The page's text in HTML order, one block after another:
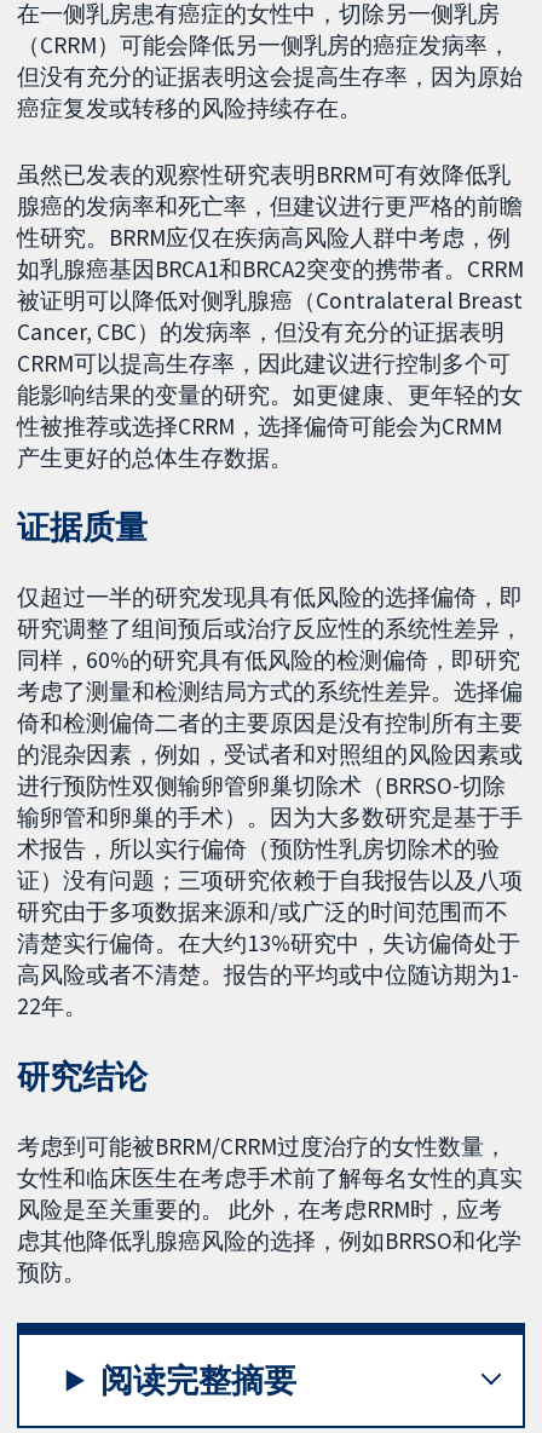
在一侧乳房患有癌症的女性中，切除另一侧乳房
（CRRM）可能会降低另一侧乳房的癌症发病率，
但没有充分的证据表明这会提高生存率，因为原始
癌症复发或转移的风险持续存在。
虽然已发表的观察性研究表明BRRM可有效降低乳
腺癌的发病率和死亡率，但建议进行更严格的前瞻
性研究。BRRM应仅在疾病高风险人群中考虑，例
如乳腺癌基因BRCA1和BRCA2突变的携带者。CRRM
被证明可以降低对侧乳腺癌（Contralateral Breast
Cancer, CBC）的发病率，但没有充分的证据表明
CRRM可以提高生存率，因此建议进行控制多个可
能影响结果的变量的研究。如更健康、更年轻的女
性被推荐或选择CRRM，选择偏倚可能会为CRMM
产生更好的总体生存数据。
证据质量
仅超过一半的研究发现具有低风险的选择偏倚，即
研究调整了组间预后或治疗反应性的系统性差异，
同样，60%的研究具有低风险的检测偏倚，即研究
考虑了测量和检测结局方式的系统性差异。选择偏
倚和检测偏倚二者的主要原因是没有控制所有主要
的混杂因素，例如，受试者和对照组的风险因素或
进行预防性双侧输卵管卵巢切除术（BRRSO-切除
输卵管和卵巢的手术）。因为大多数研究是基于手
术报告，所以实行偏倚（预防性乳房切除术的验
证）没有问题；三项研究依赖于自我报告以及八项
研究由于多项数据来源和/或广泛的时间范围而不
清楚实行偏倚。在大约13%研究中，失访偏倚处于
高风险或者不清楚。报告的平均或中位随访期为1-
22年。
研究结论
考虑到可能被BRRM/CRRM过度治疗的女性数量，
女性和临床医生在考虑手术前了解每名女性的真实
风险是至关重要的。 此外，在考虑RRM时，应考
虑其他降低乳腺癌风险的选择，例如BRRSO和化学
预防。
阅读完整摘要